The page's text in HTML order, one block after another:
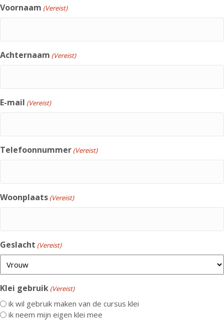
Voornaam (Vereist)
Achternaam (Vereist)
E-mail (Vereist)
Telefoonnummer (Vereist)
Woonplaats (Vereist)
Geslacht (Vereist)
Klei gebruik (Vereist)
ik wil gebruik maken van de cursus klei
ik neem mijn eigen klei mee